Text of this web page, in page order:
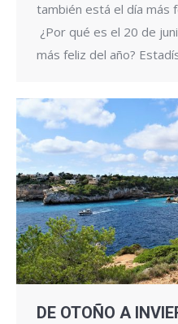
también está el día más
¿Por qué es el 20 de
más feliz del año?
DE OTOÑO A